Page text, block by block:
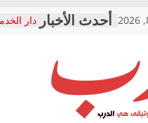
دار
فرحات
حزب